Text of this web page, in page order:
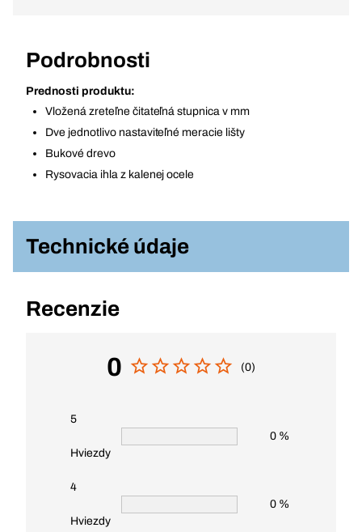
Podrobnosti
Prednosti produktu:
Vložená zreteľne čitateľná stupnica v mm
Dve jednotlivo nastaviteľné meracie lišty
Bukové drevo
Rysovacia ihla z kalenej ocele
Technické údaje
Recenzie
0 (0)
5
Hviezdy
0 %
4
Hviezdy
0 %